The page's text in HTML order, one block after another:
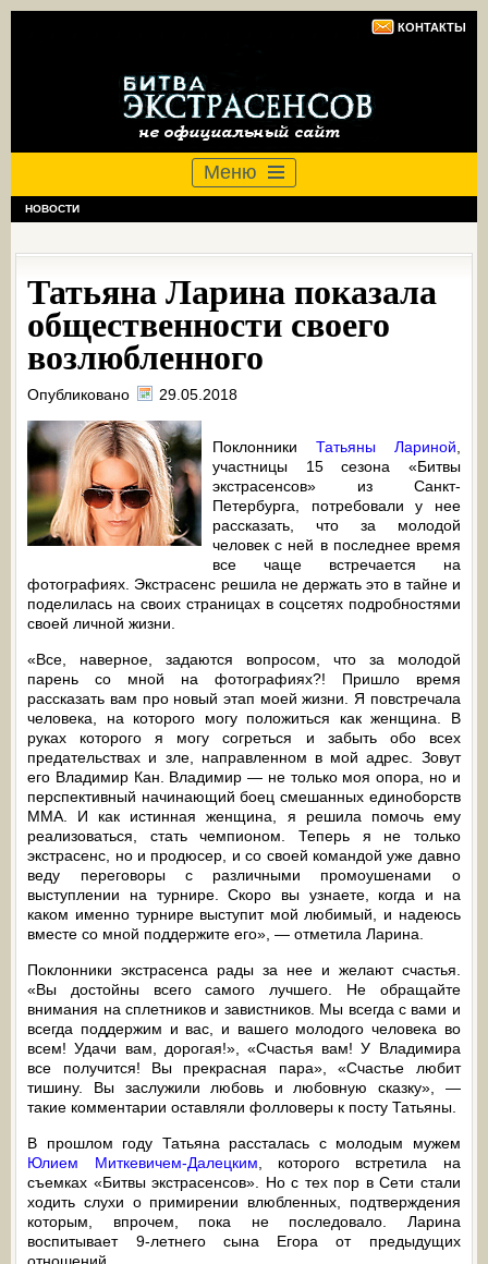
КОНТАКТЫ
Меню
НОВОСТИ
Татьяна Ларина показала
общественности своего
возлюбленного
Опубликовано 29.05.2018
Поклонники Татьяны Лариной
участницы 15 сезона «Битвы
экстрасенсов» из Санкт-
Петербурга, потребовали у нее
рассказать, что за молодой
человек с ней в последнее время
все чаще встречается на
фотографиях. Экстрасенс решила не держать это в тайне и
поделилась на своих страницах в соцсетях подробностями
своей личной жизни.
«Все, наверное, задаются вопросом, что за молодой
парень со мной на фотографиях?! Пришло время
рассказать вам про новый этап моей жизни. Я повстречала
человека, на которого могу положиться как женщина. В
руках которого я могу согреться и забыть обо всех
предательствах и зле, направленном в мой адрес. Зовут
его Владимир Кан. Владимир — не только моя опора, но и
перспективный начинающий боец смешанных единоборств
ММА. И как истинная женщина, я решила помочь ему
реализоваться, стать чемпионом. Теперь я не только
экстрасенс, но и продюсер, и со своей командой уже давно
веду переговоры с различными промоушенами о
выступлении на турнире. Скоро вы узнаете, когда и на
каком именно турнире выступит мой любимый, и надеюсь
вместе со мной поддержите его», — отметила Ларина.
Поклонники экстрасенса рады за нее и желают счастья.
«Вы достойны всего самого лучшего. Не обращайте
внимания на сплетников и завистников. Мы всегда с вами и
всегда поддержим и вас, и вашего молодого человека во
всем! Удачи вам, дорогая!», «Счастья вам! У Владимира
все получится! Вы прекрасная пара», «Счастье любит
тишину. Вы заслужили любовь и любовную сказку», —
такие комментарии оставляли фолловеры к посту Татьяны.
В прошлом году Татьяна рассталась с молодым мужем
Юлием Миткевичем-Далецким , которого встретила на
съемках «Битвы экстрасенсов». Но с тех пор в Сети стали
ходить слухи о примирении влюбленных, подтверждения
которым, впрочем, пока не последовало. Ларина
воспитывает 9-летнего сына Егора от предыдущих